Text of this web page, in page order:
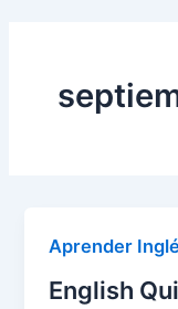
Aprender
English